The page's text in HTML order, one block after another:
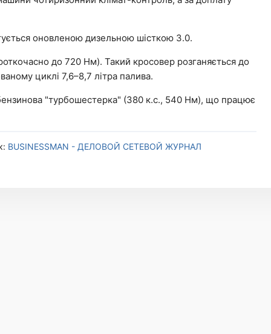
оновленою дизельною шісткою 3.0.
до 720 Нм). Такий кросовер розганяється до
циклі 7,6–8,7 літра палива.
"турбошестерка" (380 к.с., 540 Нм), що працює
BUSINESSMAN - ДЕЛОВОЙ СЕТЕВОЙ ЖУРНАЛ